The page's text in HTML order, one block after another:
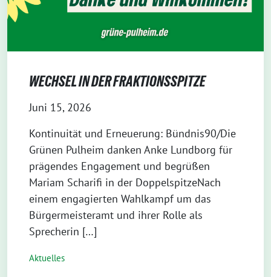
WECHSEL IN DER FRAKTIONSSPITZE
Juni 15, 2026
Kontinuität und Erneuerung: Bündnis90/Die
Grünen Pulheim danken Anke Lundborg für
prägendes Engagement und begrüßen
Mariam Scharifi in der DoppelspitzeNach
einem engagierten Wahlkampf um das
Bürgermeisteramt und ihrer Rolle als
Sprecherin […]
Aktuelles